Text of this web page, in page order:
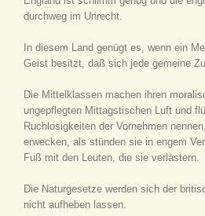
durchweg im Unrecht.
In diesem Land genügt es, wenn ein
Geist besitzt, daß sich jede gemeine
Die Mittelklassen machen ihren
ungepflegten Mittagstischen Luft und
Ruchlosigkeiten der Vornehmen
erwecken, als stünden sie in engem
Fuß mit den Leuten, die sie verlästern.
Die Naturgesetze werden sich der
nicht aufheben lassen.